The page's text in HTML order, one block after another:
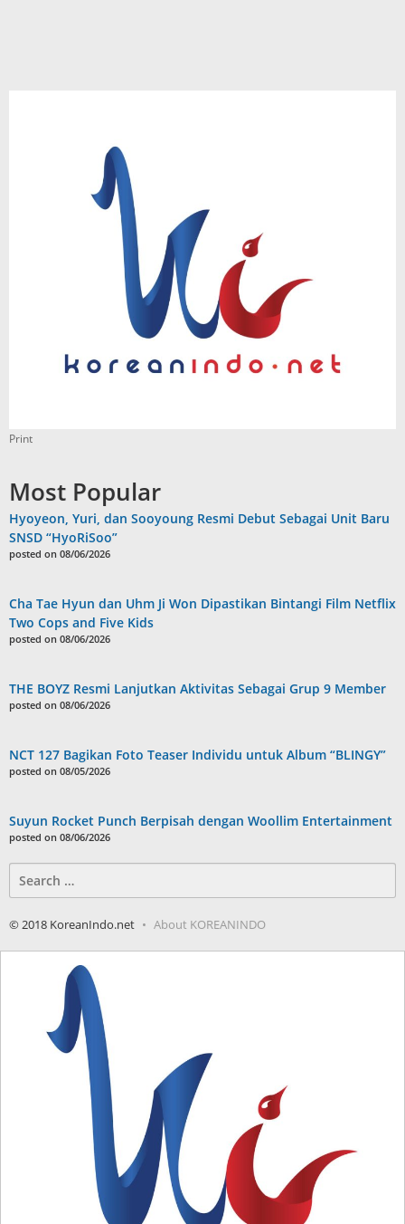
Print
Most Popular
Hyoyeon, Yuri, dan Sooyoung Resmi Debut Sebagai Unit Baru
SNSD “HyoRiSoo”
posted on 08/06/2026
Cha Tae Hyun dan Uhm Ji Won Dipastikan Bintangi Film Netflix
Two Cops and Five Kids
posted on 08/06/2026
THE BOYZ Resmi Lanjutkan Aktivitas Sebagai Grup 9 Member
posted on 08/06/2026
NCT 127 Bagikan Foto Teaser Individu untuk Album “BLINGY”
posted on 08/05/2026
Suyun Rocket Punch Berpisah dengan Woollim Entertainment
posted on 08/06/2026
for:
© 2018 KoreanIndo.net About KOREANINDO